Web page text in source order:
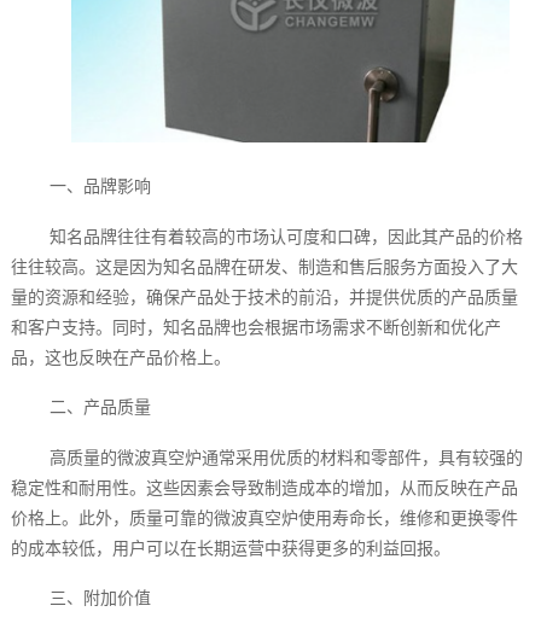
一、品牌影响
知名品牌往往有着较高的市场认可度和口碑，因此其产品的价格
往往较高。这是因为知名品牌在研发、制造和售后服务方面投入了大
量的资源和经验，确保产品处于技术的前沿，并提供优质的产品质量
和客户支持。同时，知名品牌也会根据市场需求不断创新和优化产
品，这也反映在产品价格上。
二、产品质量
高质量的微波真空炉通常采用优质的材料和零部件，具有较强的
稳定性和耐用性。这些因素会导致制造成本的增加，从而反映在产品
价格上。此外，质量可靠的微波真空炉使用寿命长，维修和更换零件
的成本较低，用户可以在长期运营中获得更多的利益回报。
三、附加价值